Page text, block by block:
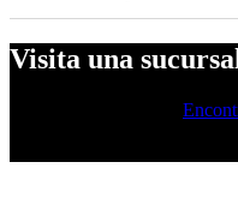
Visita una